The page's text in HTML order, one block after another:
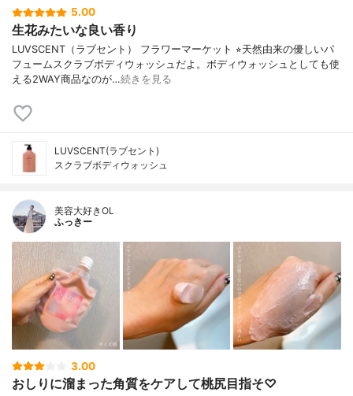
5.00
生花みたいな良い香り
LUVSCENT（ラブセント） フラワーマーケット ⭐︎天然由来の優しいパ
フュームスクラブボディウォッシュだよ。ボディウォッシュとしても使
える2WAY商品なのが…続きを見る
LUVSCENT(ラブセント)
スクラブボディウォッシュ
美容大好きOL
ふっきー
3.00
おしりに溜まった角質をケアして桃尻目指そ♡